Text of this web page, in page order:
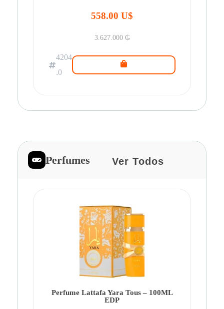
558.00 U$
3.627.000 ₲
4204
.0
Perfumes Ver Todos
Perfume Lattafa Yara Tous – 100ML
EDP